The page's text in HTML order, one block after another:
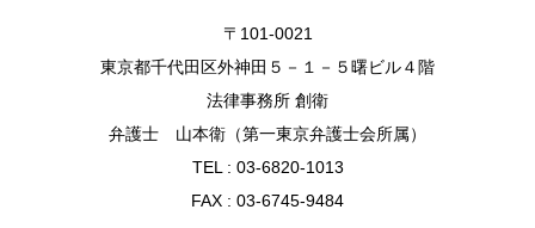
〒101-0021
東京都千代田区外神田５－１－５曙ビル４階
法律事務所 創衛
弁護士 山本衛（第一東京弁護士会所属）
TEL : 03-6820-1013
FAX : 03-6745-9484